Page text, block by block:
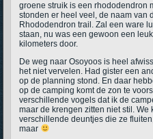
groene struik is een rhododendron
stonden er heel veel, de naam van
Rhododendron trail. Zal een ware
staan, nu was een gewoon een
kilometers door.
De weg naar Osoyoos is heel
het niet vervelen. Had gister een
op de planning stond. En daar
op de camping komt de zon te
verschillende vogels dat ik de
maar de krengen zitten niet stil.
verschillende deuntjes die ze
maar